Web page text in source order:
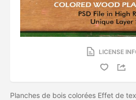
LICENSE
Planches de bois colorées Effet de